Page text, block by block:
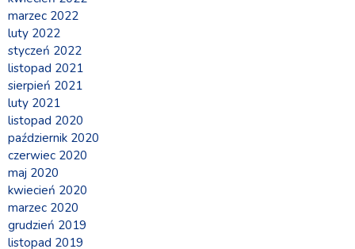
marzec 2022
luty 2022
styczeń 2022
listopad 2021
sierpień 2021
luty 2021
listopad 2020
październik 2020
czerwiec 2020
maj 2020
kwiecień 2020
marzec 2020
grudzień 2019
listopad 2019